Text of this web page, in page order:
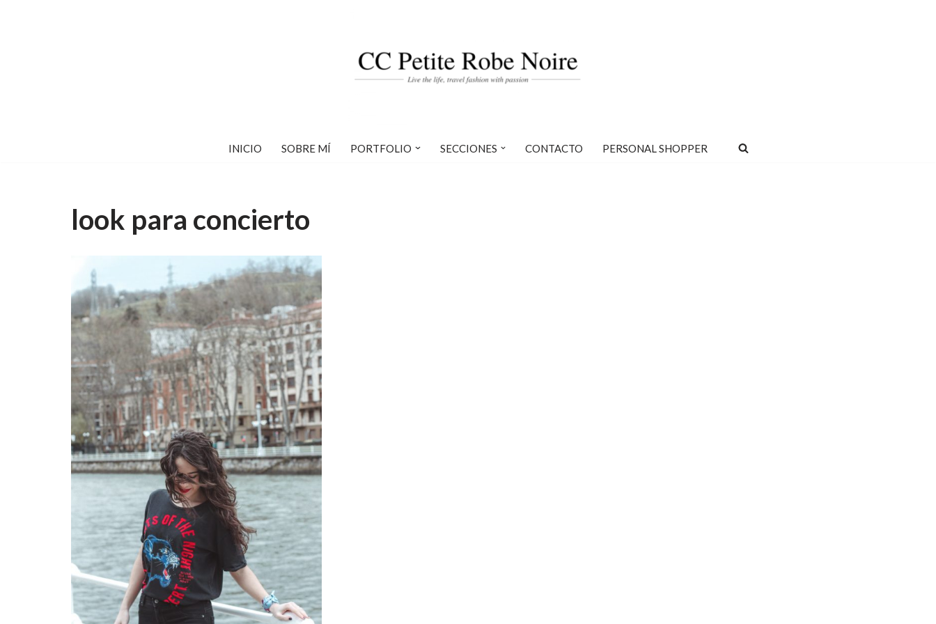
INICIO SOBRE MÍ PORTFOLIO SECCIONES CONTACTO PERSONAL SHOPPER
look para concierto